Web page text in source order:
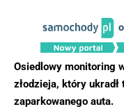
Osiedlowy monitoring
złodzieja, który
zaparkowanego auta.